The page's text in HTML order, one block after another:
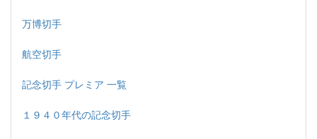
万博切手
航空切手
記念切手 プレミア 一覧
１９４０年代の記念切手